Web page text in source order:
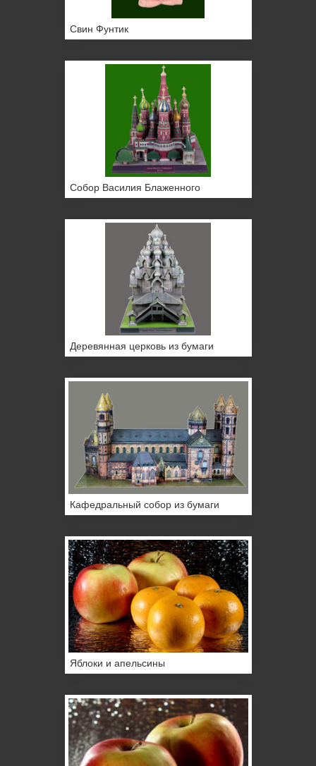
Свин Фунтик
Собор Василия Блаженного
Деревянная церковь из бумаги
Кафедральный собор из бумаги
Яблоки и апельсины